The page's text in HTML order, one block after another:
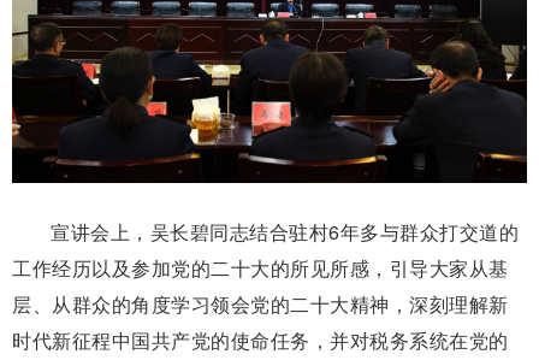
宣讲会上，吴长碧同志结合驻村6年多与群众打交道的
工作经历以及参加党的二十大的所见所感，引导大家从基
层、从群众的角度学习领会党的二十大精神，深刻理解新
时代新征程中国共产党的使命任务，并对税务系统在党的